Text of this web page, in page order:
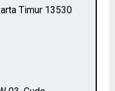
Timur 13530